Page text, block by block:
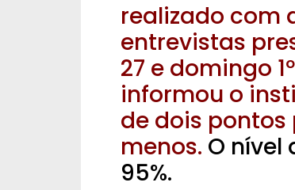
realizado com
entrevistas
27 e domingo
informou o
de dois
menos. O nível
95%.